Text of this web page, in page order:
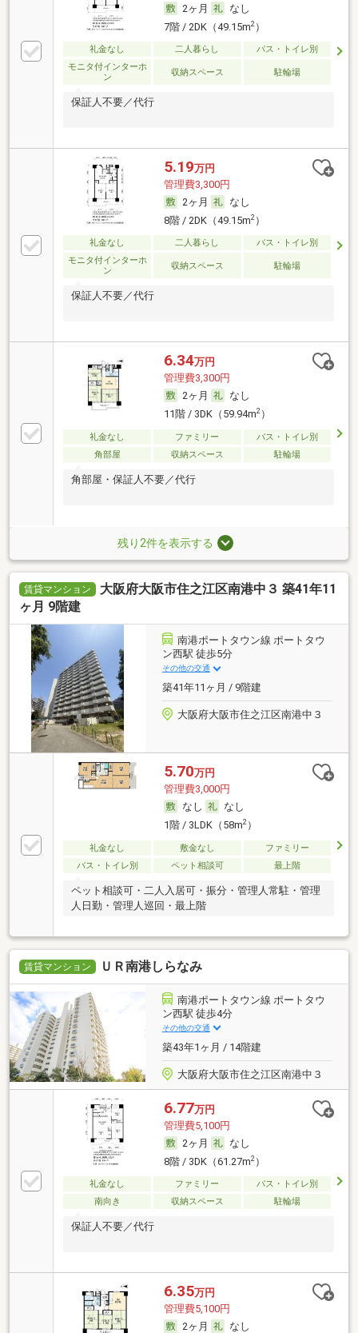
2ヶ月
なし
7階 / 2DK（49.15m2）
礼金なし 二人暮らし
バス・トイレ別
モニタ付インターホ
ン
収納スペース 駐輪場
保証人不要／代行
5.19万円
管理費3,300円
2ヶ月
なし
8階 / 2DK（49.15m2）
礼金なし 二人暮らし
バス・トイレ別
モニタ付インターホ
ン
収納スペース 駐輪場
保証人不要／代行
6.34万円
管理費3,300円
2ヶ月
なし
11階 / 3DK（59.94m2）
礼金なし ファミリー
バス・トイレ別
角部屋
収納スペース 駐輪場
角部屋・保証人不要／代行
残り2件を表示する
賃貸マンション
大阪府大阪市住之江区南港中３ 築41年11
ヶ月 9階建
南港ポートタウン線 ポートタウ
ン西駅 徒歩5分
その他の交通
築41年11ヶ月 / 9階建
大阪府大阪市住之江区南港中３
5.70万円
管理費3,000円
なし
なし
1階 / 3LDK（58m2）
礼金なし 敷金なし
ファミリー
バス・トイレ別
ペット相談可 最上階
ペット相談可・二人入居可・振分・管理人常駐・管理
人日勤・管理人巡回・最上階
賃貸マンション ＵＲ南港しらなみ
南港ポートタウン線 ポートタウ
ン西駅 徒歩4分
その他の交通
築43年1ヶ月 / 14階建
大阪府大阪市住之江区南港中３
6.77万円
管理費5,100円
2ヶ月
なし
8階 / 3DK（61.27m2）
礼金なし ファミリー
バス・トイレ別
南向き
収納スペース 駐輪場
保証人不要／代行
6.35万円
管理費5,100円
2ヶ月
なし